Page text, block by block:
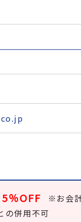
5％OFF
※お会
の併用不可